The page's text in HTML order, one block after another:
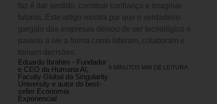
faz é dar sentido, construir confiança e imaginar
futuros. Este artigo mostra por que o verdadeiro
gargalo das empresas deixou de ser tecnológico e
passou a ser a forma como lideram, colaboram e
tomam decisões.
Eduardo Ibrahim - Fundador
e CEO da Humana AI,
Faculty Global da Singularity
University e autor do best-
seller Economia
Exponencial
6 MINUTOS MIN DE LEITURA